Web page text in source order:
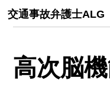
交通事故弁護士ALG
高次脳